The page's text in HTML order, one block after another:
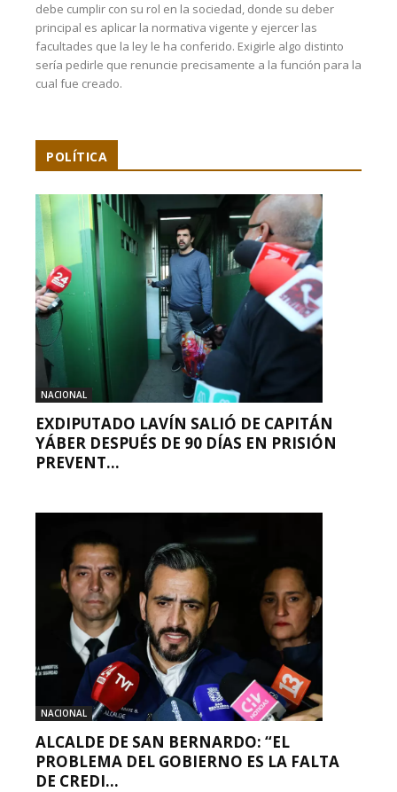
debe cumplir con su rol en la sociedad, donde su deber
principal es aplicar la normativa vigente y ejercer las
facultades que la ley le ha conferido. Exigirle algo distinto
sería pedirle que renuncie precisamente a la función para la
cual fue creado.
POLÍTICA
NACIONAL
EXDIPUTADO LAVÍN SALIÓ DE CAPITÁN
YÁBER DESPUÉS DE 90 DÍAS EN PRISIÓN
PREVENT...
NACIONAL
ALCALDE DE SAN BERNARDO: “EL
PROBLEMA DEL GOBIERNO ES LA FALTA
DE CREDI...